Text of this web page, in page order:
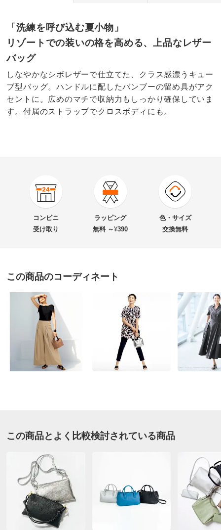
「洗練を呼び込む夏小物」
リゾートでの装いの格を高める、上品なレザー
バッグ
しなやかなシボレザーで仕立てた、クラス感漂うキュー
ブ型バッグ。ハンドルに配したバンブーの留め具がアク
セントに。広めのマチで収納力もしっかり確保していま
す。付属のストラップでクロスボディにも。
商品番号 900-1835-07
M Rose/エンメローズ レザー 2WAYバッグ （イタリア
※お届け先が同じであれば複数個ご購入いただいても¥880です。
送料について
■色：（ア）シルバー、（イ）キャメル
■サイズ：約幅26・マチ14・高さ18・持ち手高さ12・ショ
ルダー高さ33～62cm（調節可・取り外し可）
■重さ：約400g
■インポート企画の為、仕様が多少異なる場合がありま
■天然皮革の特性上、商品により色ムラ・シワ・傷がある
場合があります。
サイズ表記について（ファッション雑貨）
コンビニ
受け取り
ラッピング
無料 ～¥390
色・サイズ
交換無料
この商品のコーディネート
この商品とよく比較検討されている商品